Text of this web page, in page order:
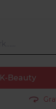
K-Beauty